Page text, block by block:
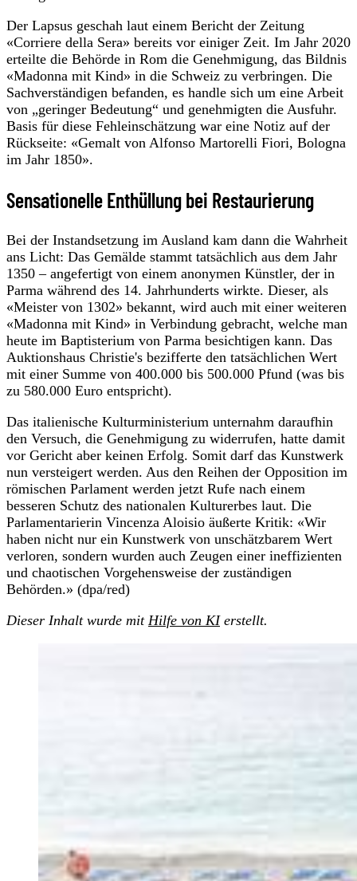
Der Lapsus geschah laut einem Bericht der Zeitung
«Corriere della Sera» bereits vor einiger Zeit. Im Jahr 2020
erteilte die Behörde in Rom die Genehmigung, das Bildnis
«Madonna mit Kind» in die Schweiz zu verbringen. Die
Sachverständigen befanden, es handle sich um eine Arbeit
von „geringer Bedeutung“ und genehmigten die Ausfuhr.
Basis für diese Fehleinschätzung war eine Notiz auf der
Rückseite: «Gemalt von Alfonso Martorelli Fiori, Bologna
im Jahr 1850».
Sensationelle Enthüllung bei Restaurierung
Bei der Instandsetzung im Ausland kam dann die Wahrheit
ans Licht: Das Gemälde stammt tatsächlich aus dem Jahr
1350 – angefertigt von einem anonymen Künstler, der in
Parma während des 14. Jahrhunderts wirkte. Dieser, als
«Meister von 1302» bekannt, wird auch mit einer weiteren
«Madonna mit Kind» in Verbindung gebracht, welche man
heute im Baptisterium von Parma besichtigen kann. Das
Auktionshaus Christie's bezifferte den tatsächlichen Wert
mit einer Summe von 400.000 bis 500.000 Pfund (was bis
zu 580.000 Euro entspricht).
Das italienische Kulturministerium unternahm daraufhin
den Versuch, die Genehmigung zu widerrufen, hatte damit
vor Gericht aber keinen Erfolg. Somit darf das Kunstwerk
nun versteigert werden. Aus den Reihen der Opposition im
römischen Parlament werden jetzt Rufe nach einem
besseren Schutz des nationalen Kulturerbes laut. Die
Parlamentarierin Vincenza Aloisio äußerte Kritik: «Wir
haben nicht nur ein Kunstwerk von unschätzbarem Wert
verloren, sondern wurden auch Zeugen einer ineffizienten
und chaotischen Vorgehensweise der zuständigen
Behörden.» (dpa/red)
Dieser Inhalt wurde mit Hilfe von KIerstellt.